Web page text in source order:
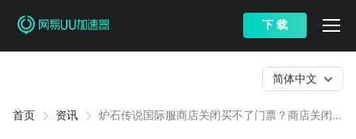
下 载
首页 资讯
炉石传说国际服商店关闭买不了门票？商店关闭解
简体中文